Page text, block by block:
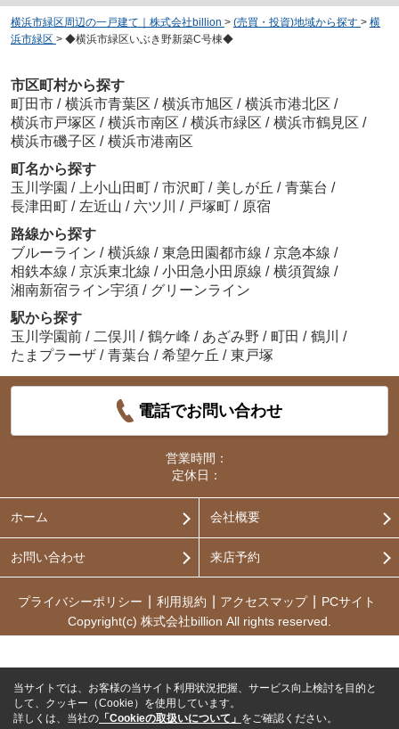
横浜市緑区周辺の一戸建て｜株式会社billion > (売買・投資)地域から探す > 横
浜市緑区 > ◆横浜市緑区いぶき野新築C号棟◆
市区町村から探す
町田市 / 横浜市青葉区 / 横浜市旭区 / 横浜市港北区 /
横浜市戸塚区 / 横浜市南区 / 横浜市緑区 / 横浜市鶴見区 /
横浜市磯子区 / 横浜市港南区
町名から探す
玉川学園 / 上小山田町 / 市沢町 / 美しが丘 / 青葉台 /
長津田町 / 左近山 / 六ツ川 / 戸塚町 / 原宿
路線から探す
ブルーライン / 横浜線 / 東急田園都市線 / 京急本線 /
相鉄本線 / 京浜東北線 / 小田急小田原線 / 横須賀線 /
湘南新宿ライン宇須 / グリーンライン
駅から探す
玉川学園前 / 二俣川 / 鶴ケ峰 / あざみ野 / 町田 / 鶴川
/
たまプラーザ / 青葉台 / 希望ケ丘 / 東戸塚
電話でお問い合わせ
営業時間：
定休日：
ホーム 会社概要
お問い合わせ 来店予約
プライバシーポリシー 利用規約 アクセスマップ
PCサイト
Copyright(c) 株式会社billion All rights reserved.
当サイトでは、お客様の当サイト利用状況把握、サービス向上検討を目的と
して、クッキー（Cookie）を使用しています。
詳しくは、当社の 「Cookieの取扱いについて」 をご確認ください。